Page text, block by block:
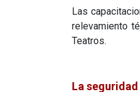
Las
relevamiento
Teatros.
La